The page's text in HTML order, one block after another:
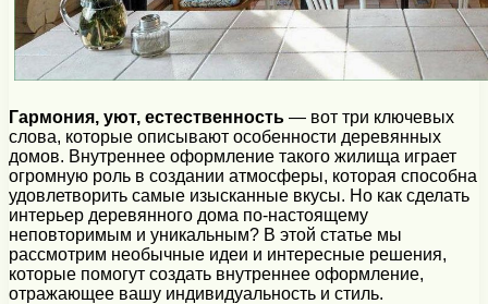
Гармония, уют, естественность — вот три ключевых
слова, которые описывают особенности деревянных
домов. Внутреннее оформление такого жилища играет
огромную роль в создании атмосферы, которая способна
удовлетворить самые изысканные вкусы. Но как сделать
интерьер деревянного дома по-настоящему
неповторимым и уникальным? В этой статье мы
рассмотрим необычные идеи и интересные решения,
которые помогут создать внутреннее оформление,
отражающее вашу индивидуальность и стиль.